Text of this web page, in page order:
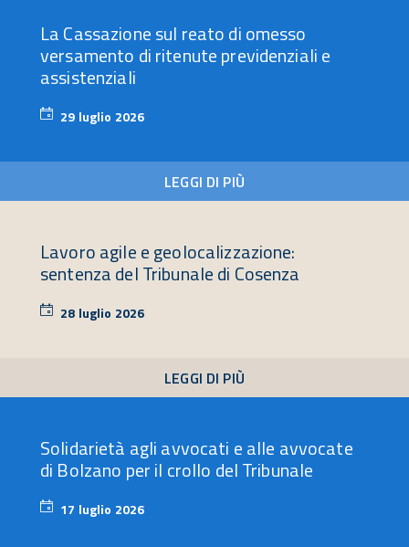
La Cassazione sul reato di omesso
versamento di ritenute previdenziali e
assistenziali
29 luglio 2026
LEGGI DI PIÙ
Lavoro agile e geolocalizzazione:
sentenza del Tribunale di Cosenza
28 luglio 2026
LEGGI DI PIÙ
Solidarietà agli avvocati e alle avvocate
di Bolzano per il crollo del Tribunale
17 luglio 2026